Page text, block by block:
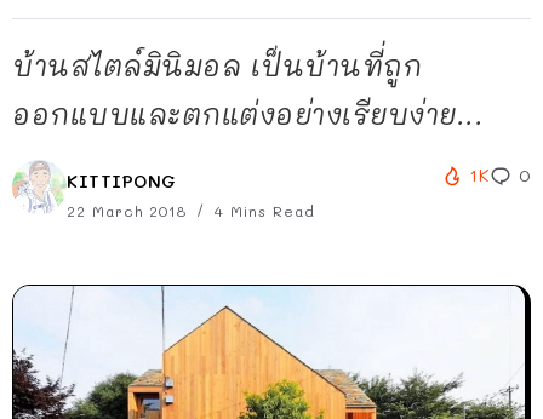
บ้านสไตล์มินิมอล เป็นบ้านที่ถูก
ออกแบบและตกแต่งอย่างเรียบง่าย...
KITTIPONG
22 March 2018 4 Mins Read
1K 0